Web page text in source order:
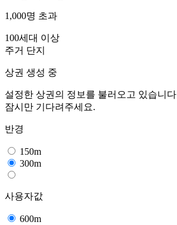
1,000명 초과
100세대 이상
주거 단지
상권 생성 중
설정한 상권의 정보를 불러오고 있습니다
잠시만 기다려주세요.
반경
150m
300m
사용자값
600m